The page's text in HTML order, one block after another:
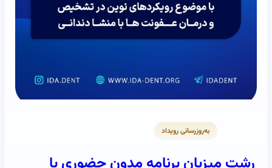
به‌روزرسانی رویداد